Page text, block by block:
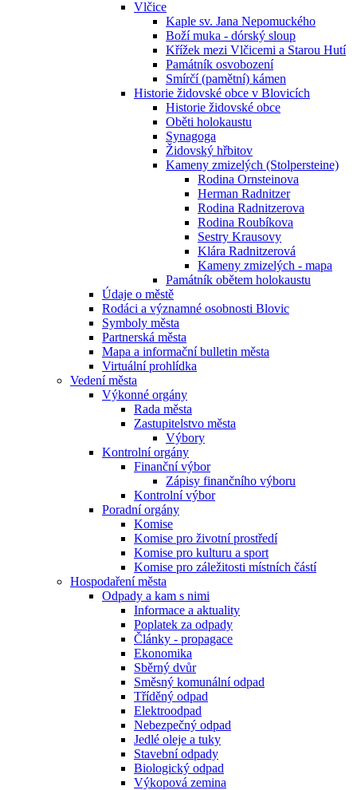
Vlčice
Kaple sv. Jana Nepomuckého
Boží muka - dórský sloup
Křížek mezi Vlčicemi a Starou Hutí
Památník osvobození
Smírčí (pamětní) kámen
Historie židovské obce v Blovicích
Historie židovské obce
Oběti holokaustu
Synagoga
Židovský hřbitov
Kameny zmizelých (Stolpersteine)
Rodina Ornsteinova
Herman Radnitzer
Rodina Radnitzerova
Rodina Roubíkova
Sestry Krausovy
Klára Radnitzerová
Kameny zmizelých - mapa
Památník obětem holokaustu
Údaje o městě
Rodáci a významné osobnosti Blovic
Symboly města
Partnerská města
Mapa a informační bulletin města
Virtuální prohlídka
Vedení města
Výkonné orgány
Rada města
Zastupitelstvo města
Výbory
Kontrolní orgány
Finanční výbor
Zápisy finančního výboru
Kontrolní výbor
Poradní orgány
Komise
Komise pro životní prostředí
Komise pro kulturu a sport
Komise pro záležitosti místních částí
Hospodaření města
Odpady a kam s nimi
Informace a aktuality
Poplatek za odpady
Články - propagace
Ekonomika
Sběrný dvůr
Směsný komunální odpad
Tříděný odpad
Elektroodpad
Nebezpečný odpad
Jedlé oleje a tuky
Stavební odpady
Biologický odpad
Výkopová zemina